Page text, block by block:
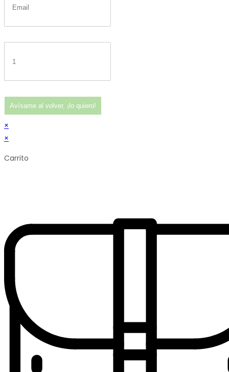
Avísame al volver, ¡lo quiero!
×
×
Carrito